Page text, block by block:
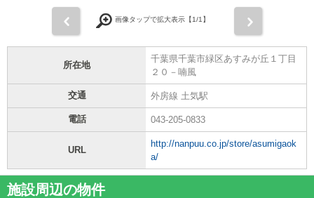
画像タップで拡大表示【1/1】
所在地
千葉県千葉市緑区あすみが丘１丁目
２０－喃風
交通 外房線 土気駅
電話 043-205-0833
URL
http://nanpuu.co.jp/store/asumigaok
a/
施設周辺の物件